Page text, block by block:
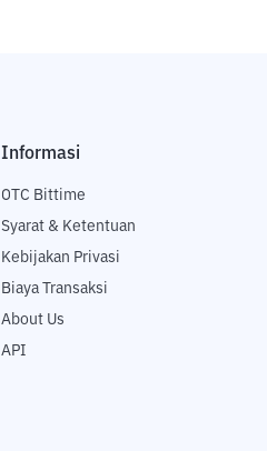
Informasi
OTC Bittime
Syarat & Ketentuan
Kebijakan Privasi
Biaya Transaksi
About Us
API